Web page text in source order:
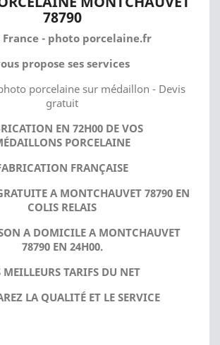
78790
France - photo porcelaine.fr
propose ses services
porcelaine sur médaillon - Devis
gratuit
EN 72H00 DE VOS
PORCELAINE
FRANÇAISE
A MONTCHAUVET 78790 EN
COLIS RELAIS
A DOMICILE A MONTCHAUVET
78790 EN 24H00.
MEILLEURS TARIFS DU NET
LA QUALITÉ ET LE SERVICE